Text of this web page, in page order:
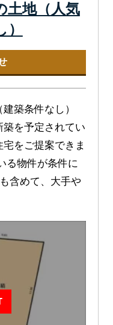
土地（人気
築条件なし）
を予定されてい
をご提案できま
る物件が条件に
含めて、大手や